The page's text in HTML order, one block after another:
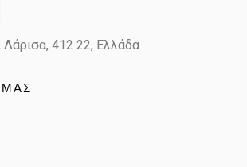
POLARIZED PRIZM TUNGSTEN
Λάρισα, 412 22, Ελλάδα